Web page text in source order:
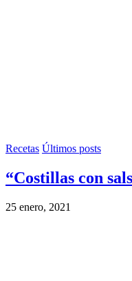
Recetas Últimos posts
“Costillas con
25 enero, 2021